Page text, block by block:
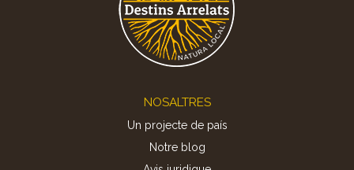
NOSALTRES
Un projecte de país
Notre blog